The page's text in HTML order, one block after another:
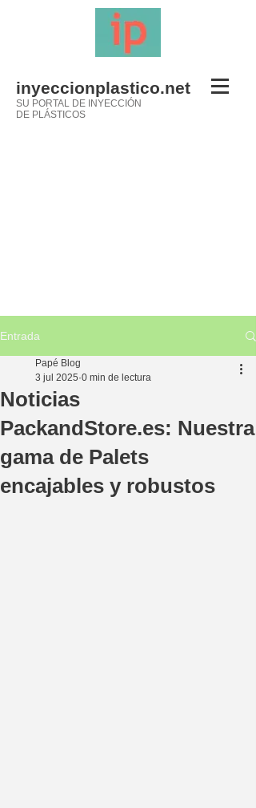
inyeccionplastico.net
SU PORTAL DE INYECCIÓN
DE PLÁSTICOS
Entrada
Noticias
PackandStore.es: Nuestra
gama de Palets
encajables y robustos
Papé Blog
3 jul 2025 0 min de lectura